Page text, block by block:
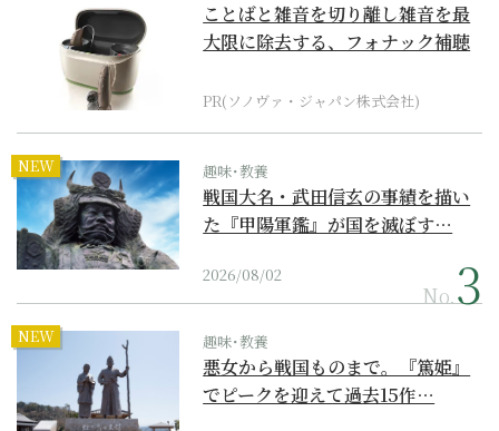
ことばと雑音を切り離し雑音を最
大限に除去する、フォナック補聴
PR(ソノヴァ・ジャパン株式会社)
NEW 趣味･教養
戦国大名・武田信玄の事績を描い
た『甲陽軍鑑』が国を滅ぼす…
2026/08/02
No.
NEW 趣味･教養
悪女から戦国ものまで。『篤姫』
でピークを迎えて過去15作…